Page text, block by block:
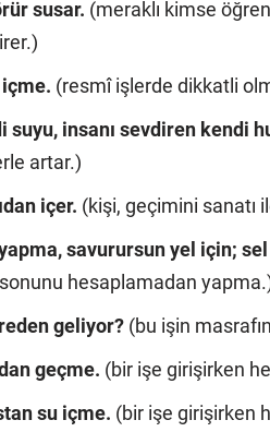
susar. (meraklı kimse
(resmî işlerde dikkatli
suyu, insanı sevdiren kendi
artar.)
içer. (kişi, geçimini sanatı
savurursun yel için;
hesaplamadan
geliyor? (bu işin
geçme. (bir işe girişirken
su içme. (bir işe girişirken